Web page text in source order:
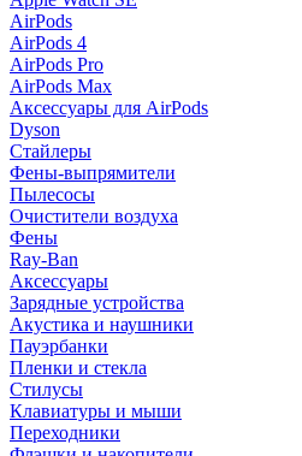
AirPods
AirPods 4
AirPods Pro
AirPods Max
Аксессуары для AirPods
Dyson
Стайлеры
Фены-выпрямители
Пылесосы
Очистители воздуха
Фены
Ray-Ban
Аксессуары
Зарядные устройства
Акустика и наушники
Пауэрбанки
Пленки и стекла
Стилусы
Клавиатуры и мыши
Переходники